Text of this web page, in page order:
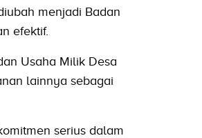
menjadi Badan
efektif.
Usaha Milik Desa
lainnya sebagai
serius dalam